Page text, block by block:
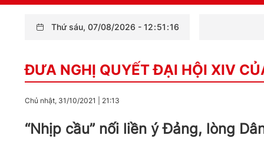
THỜI SỰ QUỐC TẾ
KỶ NIỆM 110 NĂM NGÀY BÁC HỒ RA ĐI
Thứ sáu, 07/08/2026 - 12:51 :18 Hội thảo
ĐƯA NGHỊ QUYẾT ĐẠI HỘI XIV
Chủ nhật, 31/10/2021 21:13
“Nhịp cầu” nối liền ý Đảng, lòng